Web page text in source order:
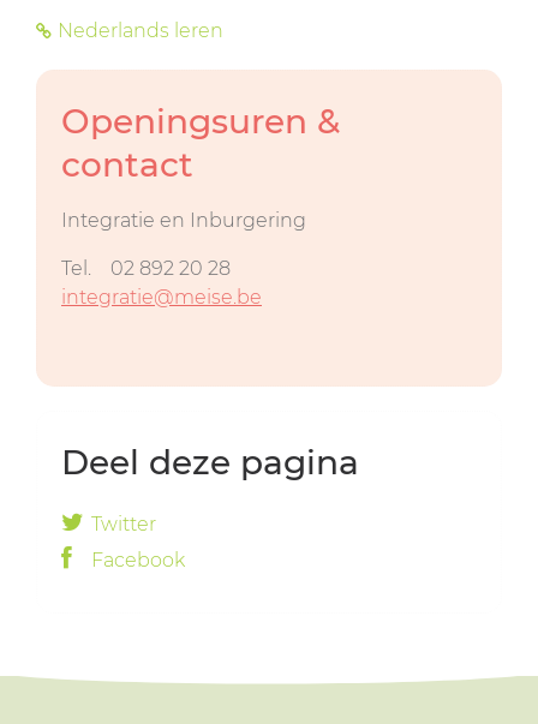
Nederlands leren
Openingsuren &
contact
Integratie en Inburgering
Tel.
02 892 20 28
integratie@meise.be
Deel deze pagina
Twitter
Facebook